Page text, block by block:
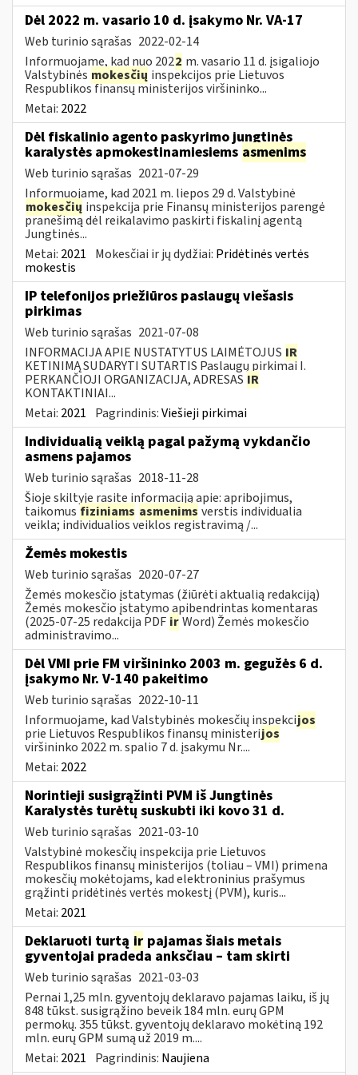
Dėl 2022 m. vasario 10 d. įsakymo Nr. VA-17
Web turinio sąrašas 2022-02-14
Informuojame, kad nuo 2022 m. vasario 11 d. įsigaliojo
Valstybinės mokesčių inspekcijos prie Lietuvos
Respublikos finansų ministerijos viršininko...
Metai: 2022
Dėl fiskalinio agento paskyrimo jungtinės
karalystės apmokestinamiesiems asmenims
Web turinio sąrašas 2021-07-29
Informuojame, kad 2021 m. liepos 29 d. Valstybinė
mokesčių inspekcija prie Finansų ministerijos parengė
pranešimą dėl reikalavimo paskirti fiskalinį agentą
Jungtinės...
Metai: 2021 Mokesčiai ir jų dydžiai: Pridėtinės vertės
mokestis
IP telefonijos priežiūros paslaugų viešasis
pirkimas
Web turinio sąrašas 2021-07-08
INFORMACIJA APIE NUSTATYTUS LAIMĖTOJUS IR
KETINIMĄ SUDARYTI SUTARTIS Paslaugų pirkimai I.
PERKANČIOJI ORGANIZACIJA, ADRESAS IR
KONTAKTINIAI...
Metai: 2021 Pagrindinis:Viešieji pirkimai
Individualią veiklą pagal pažymą vykdančio
asmens pajamos
Web turinio sąrašas 2018-11-28
Šioje skiltyje rasite informaciją apie: apribojimus,
taikomus fiziniams asmenims verstis individualia
veikla; individualios veiklos registravimą /...
Žemės mokestis
Web turinio sąrašas 2020-07-27
Žemės mokesčio įstatymas (žiūrėti aktualią redakciją)
Žemės mokesčio įstatymo apibendrintas komentaras
(2025-07-25 redakcija PDF irWord) Žemės mokesčio
administravimo...
Dėl VMI prie FM viršininko 2003 m. gegužės 6 d.
įsakymo Nr. V-140 pakeitimo
Web turinio sąrašas 2022-10-11
Informuojame, kad Valstybinės mokesčių inspekcijos
prie Lietuvos Respublikos finansų ministerijos
viršininko 2022 m. spalio 7 d. įsakymu Nr....
Metai: 2022
Norintieji susigrąžinti PVM iš Jungtinės
Karalystės turėtų suskubti iki kovo 31 d.
Web turinio sąrašas 2021-03-10
Valstybinė mokesčių inspekcija prie Lietuvos
Respublikos finansų ministerijos (toliau – VMI) primena
mokesčių mokėtojams, kad elektroninius prašymus
grąžinti pridėtinės vertės mokestį (PVM), kuris...
Metai: 2021
Deklaruoti turtą ir pajamas šiais metais
gyventojai pradeda anksčiau – tam skirti
Web turinio sąrašas 2021-03-03
Pernai 1,25 mln. gyventojų deklaravo pajamas laiku, iš jų
848 tūkst. susigrąžino beveik 184 mln. eurų GPM
permokų. 355 tūkst. gyventojų deklaravo mokėtiną 192
mln. eurų GPM sumą už 2019 m....
Metai: 2021 Pagrindinis: Naujiena